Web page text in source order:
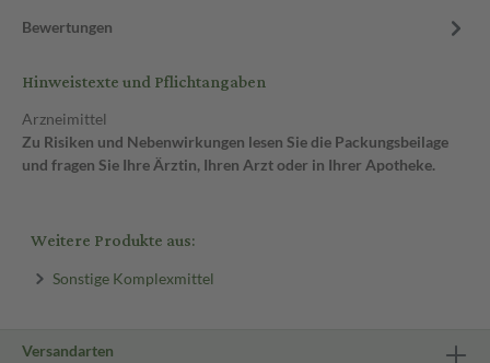
Bewertungen
Hinweistexte und Pflichtangaben
Arzneimittel
Zu Risiken und Nebenwirkungen lesen Sie die Packungsbeilage
und fragen Sie Ihre Ärztin, Ihren Arzt oder in Ihrer Apotheke.
Weitere Produkte aus:
Sonstige Komplexmittel
Versandarten